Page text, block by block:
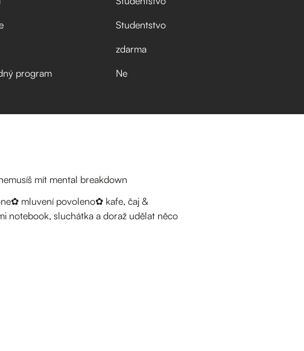
Studentstvo
zdarma
program
Ne
mít mental breakdown
mluvení povoleno✿ kafe, čaj &
notebook, sluchátka a doraž udělat něco